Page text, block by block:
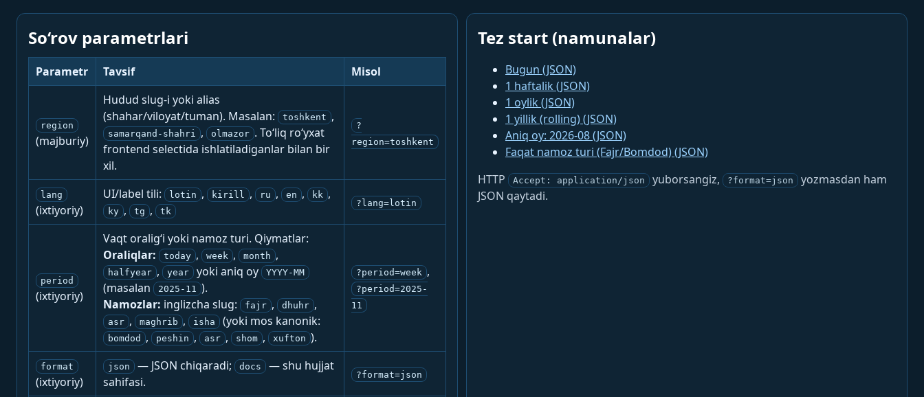
So‘rov parametrlari
Parametr Tavsif Misol
region
(majburiy)
Hudud slug-i yoki alias
(shahar/viloyat/tuman). Masalan:
toshkent ,
samarqand-shahri , olmazor . To‘liq ro‘yxat
frontend selectida ishlatiladiganlar bilan bir
xil.
?
region=toshkent
lang
(ixtiyoriy)
UI/label tili: lotin , kirill , ru , en , kk ,
ky , tg , tk
?lang=lotin
period
(ixtiyoriy)
Vaqt oralig‘i yoki namoz turi. Qiymatlar:
Oraliqlar:
today , week , month ,
halfyear , year yoki aniq oy YYYY-MM
(masalan 2025-11 ).
Namozlar: inglizcha slug: fajr , dhuhr ,
asr , maghrib , isha (yoki mos kanonik:
bomdod , peshin , asr , shom , xufton ).
?period=week ,
?period=2025-
11
format
(ixtiyoriy)
json — JSON chiqaradi; docs
— shu hujjat
sahifasi.
?format=json
Tez start (namunalar)
Bugun (JSON)
1 haftalik (JSON)
1 oylik (JSON)
1 yillik (rolling) (JSON)
Aniq oy: 2026-08 (JSON)
Faqat namoz turi (Fajr/Bomdod) (JSON)
HTTP
Accept: application/json yuborsangiz, ?format=json
yozmasdan ham
JSON qaytadi.